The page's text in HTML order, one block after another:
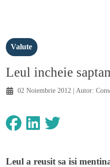
Valute
Leul incheie
02 Noiembrie 2012 | Autor:
Leul a reusit sa isi